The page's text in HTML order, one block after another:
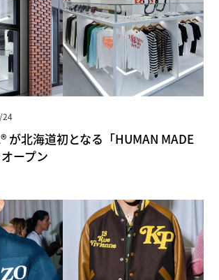
24
が北海道初となる「HUMAN MADE
ープン